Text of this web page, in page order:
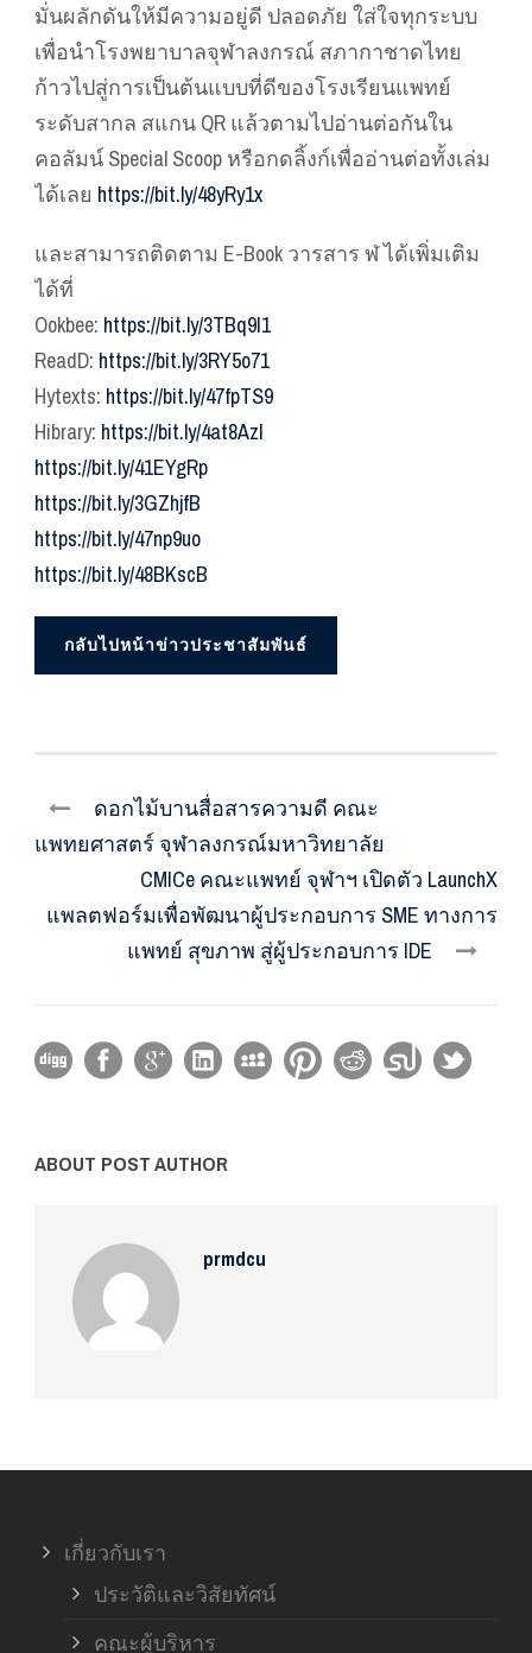
มั่นผลักดันให้มีความอยู่ดี ปลอดภัย ใส่ใจทุกระบบ
เพื่อนำโรงพยาบาลจุฬาลงกรณ์ สภากาชาดไทย
ก้าวไปสู่การเป็นต้นแบบที่ดีของโรงเรียนแพทย์
ระดับสากล สแกน QR แล้วตามไปอ่านต่อกันใน
คอลัมน์ Special Scoop หรือกดลิ้งก์เพื่ออ่านต่อทั้งเล่ม
ได้เลย https://bit.ly/48yRy1x
และสามารถติดตาม E-Book วารสาร ฬ ได้เพิ่มเติม
ได้ที่
Ookbee: https://bit.ly/3TBq9I1
ReadD: https://bit.ly/3RY5o71
Hytexts: https://bit.ly/47fpTS9
Hibrary: https://bit.ly/4at8AzI
https://bit.ly/41EYgRp
https://bit.ly/3GZhjfB
https://bit.ly/47np9uo
https://bit.ly/48BKscB
กลับไปหน้าข่าวประชาสัมพันธ์
ดอกไม้บานสื่อสารความดี คณะ
แพทยศาสตร์ จุฬาลงกรณ์มหาวิทยาลัย
CMICe คณะแพทย์ จุฬาฯ เปิดตัว LaunchX
แพลตฟอร์มเพื่อพัฒนาผู้ประกอบการ SME ทางการ
แพทย์ สุขภาพ สู่ผู้ประกอบการ IDE
ABOUT POST AUTHOR
prmdcu
เกี่ยวกับเรา
ประวัติและวิสัยทัศน์
คณะผู้บริหาร